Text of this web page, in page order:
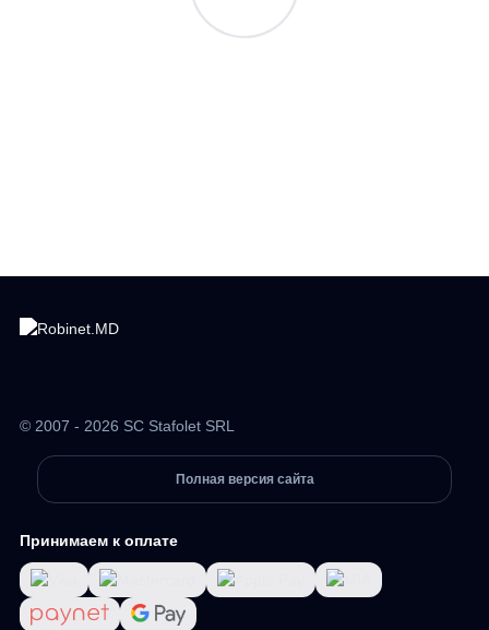
© 2007 - 2026 SC Stafolet SRL
Полная версия сайта
Принимаем к оплате